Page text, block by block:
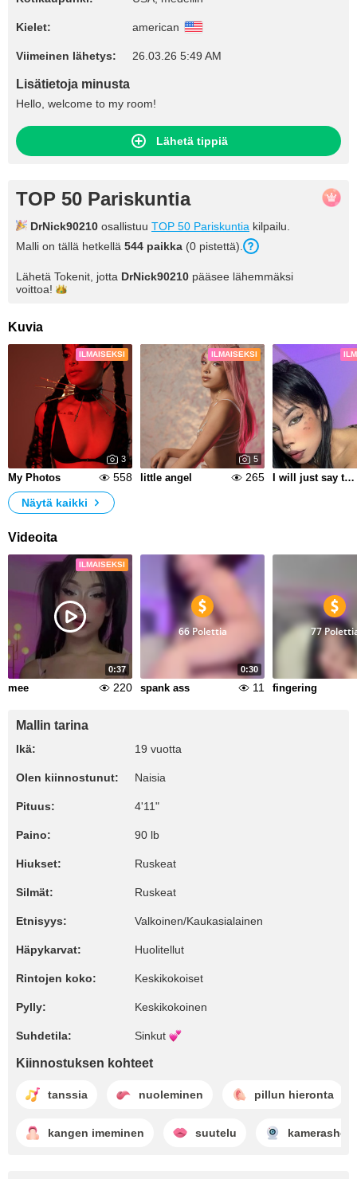
Kielet: american
Viimeinen lähetys: 26.03.26 5:49 AM
Lisätietoja minusta
Hello, welcome to my room!
Lähetä tippiä
TOP 50 Pariskuntia
DrNick90210 osallistuu TOP 50 Pariskuntia kilpailu.
Malli on tällä hetkellä 544 paikka (0 pistettä).
Lähetä Tokenit, jotta DrNick90210 pääsee lähemmäksi
voittoa!
Kuvia
ILMAISEKSI
3
My Photos 558
ILMAISEKSI
5
little angel 265 I will just say that I love this pose
Näytä kaikki
Videoita
ILMAISEKSI
0:37
mee 220
0:30
66 Polettia
spank ass 11
77
fingering
Mallin tarina
Ikä: 19 vuotta
Olen kiinnostunut: Naisia
Pituus: 4'11"
Paino: 90 lb
Hiukset: Ruskeat
Silmät: Ruskeat
Etnisyys: Valkoinen/Kaukasialainen
Häpykarvat: Huolitellut
Rintojen koko: Keskikokoiset
Pylly: Keskikokoinen
Suhdetila: Sinkut
Kiinnostuksen kohteet
tanssia nuoleminen pillun hieronta
kangen imeminen suutelu kamerashow